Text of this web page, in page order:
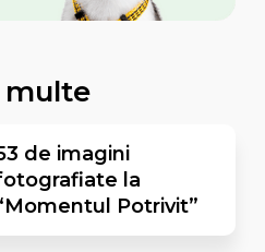
multe
de imagini
la
Potrivit”